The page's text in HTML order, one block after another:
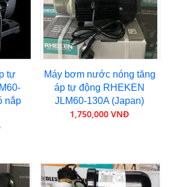
tự
nắp
Máy bơm nước nóng tăng
áp tự động RHEKEN
JLM60-130A (Japan)
1,750,000 VNĐ